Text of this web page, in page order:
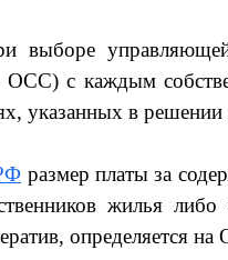
выборе
с каждым
указанных в
размер платы за
жилья
определяется